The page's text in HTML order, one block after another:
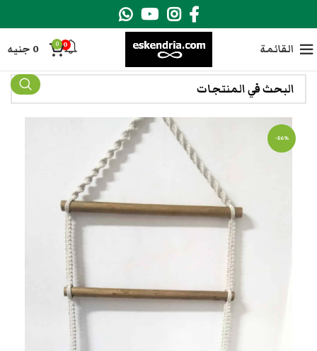
القائمة 0
0
0 جنيه
-56%